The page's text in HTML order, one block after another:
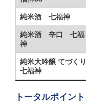
純米酒 七福神
純米酒 辛口 七福
神
純米大吟醸 てづくり
七福神
トータルポイント